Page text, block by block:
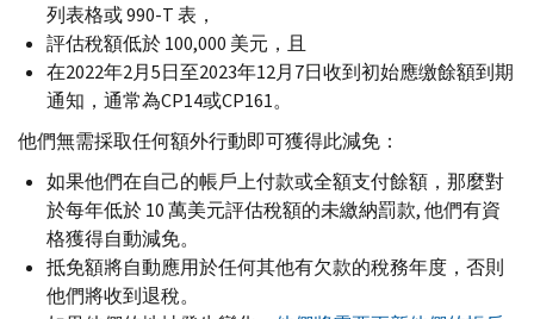
列表格或 990-T表，
評估稅額低於 100,000 美元，且
在2022年2月5日至2023年12月7日收到初始應缴餘額到期
通知，通常為CP14或CP161。
他們無需採取任何額外行動即可獲得此減免：
如果他們在自己的帳戶上付款或全額支付餘額，那麼對
於每年低於 10 萬美元評估稅額的未繳納罰款, 他們有資
格獲得自動減免。
抵免額將自動應用於任何其他有欠款的稅務年度，否則
他們將收到退稅。